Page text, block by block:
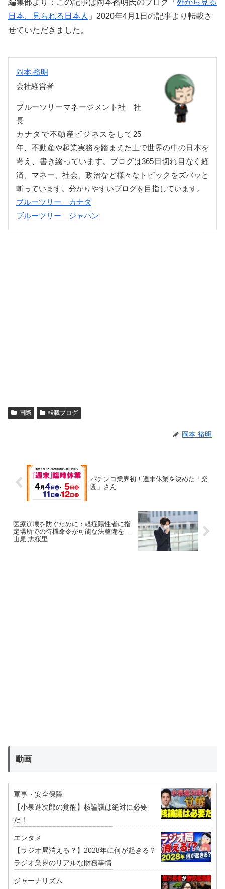
日本、見られる日本人 」2020年4月1日の記事より転載さ
せていただきました。
岡本 裕明
会社経営者
ブルーツリーマネージメント社 社
長
カナダで不動産ビジネスをして25
年、不動産や起業実務を踏まえた上で世界の中の日本を
考え、書き綴っています。ブログは365日切れ目なく経
済、マネー、社会、政治など様々なトピックをズバッと
斬っています。分かりやすいブログを目指しています。
ブルーツリー カナダ
ブルーツリー ジャパン
国際 転載ブログ
岡本 裕明
パチンコ業界初！週末休業を決めた「楽
園」さん
医療崩壊を防ぐために：軽症陽性者に指
定場所での待機命令が可能な法整備を ---
山尾 志桜里
動画
軍事・安全保障
【小泉進次郎の覚醒】核論議は絶対に必要
だ！
エンタメ
【ラジオ局消える？】2028年に何が起きる？
ラジオ業界のリアルな財務事情
ジャーナリズム